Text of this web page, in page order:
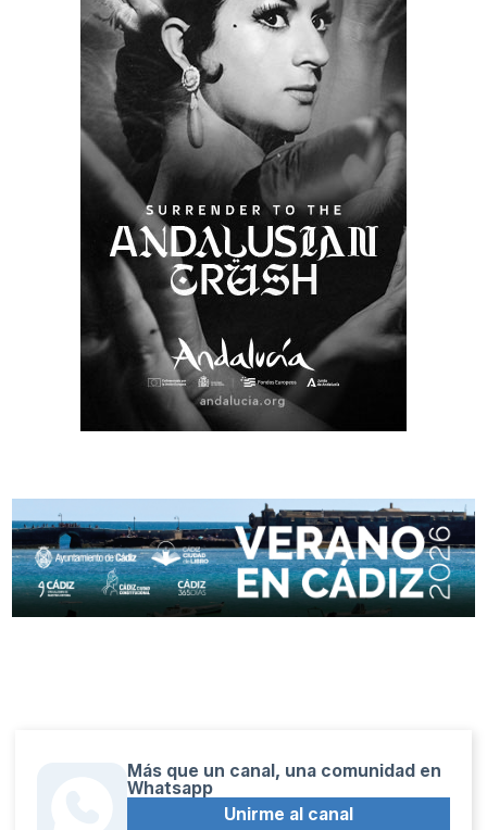
Más que un canal, una comunidad en
Whatsapp
Unirme al canal